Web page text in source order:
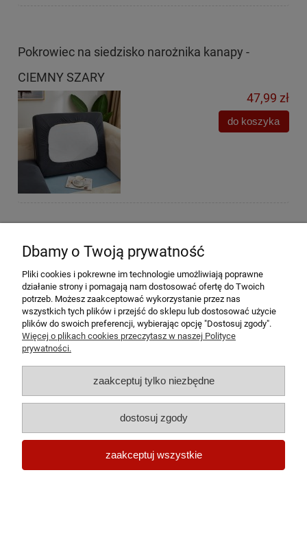
Pokrowiec na siedzisko narożnika kanapy -
CIEMNY SZARY
47,99 zł
do koszyka
Pokrowiec na siedzisko narożnika kanapy -
BRZOSKWINIOWY
do koszyka
Pokrowiec na siedzisko narożnika kanapy -
RÓŻOWY
Dbamy o Twoją prywatność
Pliki cookies i pokrewne im technologie umożliwiają poprawne
działanie strony i pomagają nam dostosować ofertę do Twoich
potrzeb. Możesz zaakceptować wykorzystanie przez nas
wszystkich tych plików i przejść do sklepu lub dostosować użycie
plików do swoich preferencji, wybierając opcję "Dostosuj zgody".
Więcej o plikach cookies przeczytasz w naszej Polityce
prywatności.
zaakceptuj tylko niezbędne
dostosuj zgody
zaakceptuj wszystkie